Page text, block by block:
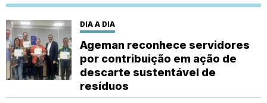
DIA A DIA
Ageman reconhece servidores
por contribuição em ação de
descarte sustentável de
resíduos